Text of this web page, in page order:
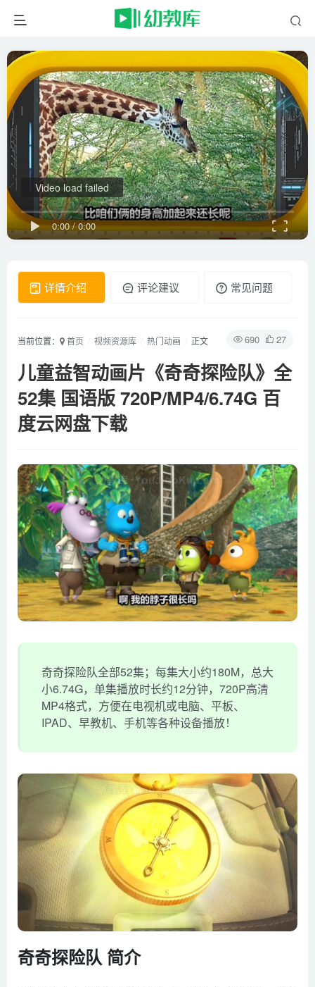
0:00/0:00
Video load failed
详情介绍 评论建议 常见问题
690 27
当前位置： 首页 视频资源库 热门动画 正文
儿童益智动画片《奇奇探险队》全
52集 国语版 720P/MP4/6.74G 百
度云网盘下载
奇奇探险队全部52集；每集大小约180M，总大
小6.74G，单集播放时长约12分钟，720P高清
MP4格式，方便在电视机或电脑、平板、
IPAD、早教机、手机等各种设备播放！
奇奇探险队 简介